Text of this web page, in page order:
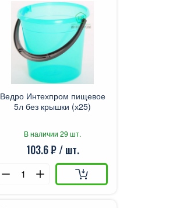
Ведро Интехпром пищевое
5л без крышки (х25)
В наличии 29 шт.
103.6 ₽ / шт.